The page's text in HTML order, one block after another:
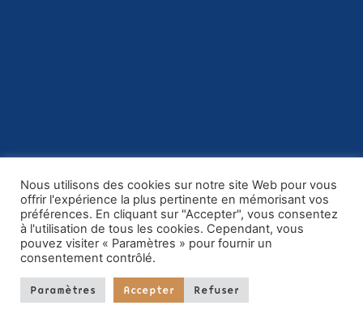
MENTIONS LÉGALES
CONDITIONS GÉNÉRALES DE VENTES
Nous utilisons des cookies sur notre site Web pour vous
offrir l'expérience la plus pertinente en mémorisant vos
préférences. En cliquant sur "Accepter", vous consentez
à l'utilisation de tous les cookies. Cependant, vous
pouvez visiter « Paramètres » pour fournir un
consentement contrôlé.
Paramètres Accepter Refuser